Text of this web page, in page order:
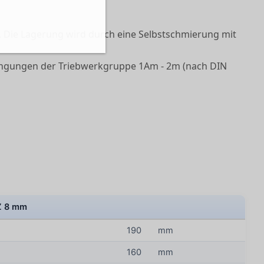
Lagerung wird durch eine Selbstschmierung mit
der Triebwerkgruppe 1Am - 2m (nach DIN
8 mm
190 mm
160 mm